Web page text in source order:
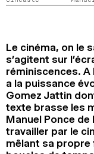
Le cinéma, on le
s’agitent sur
réminiscences. A
a la puissance
Gomez Jattin
texte brasse les
Manuel Ponce
travailler par le
mêlant sa propre